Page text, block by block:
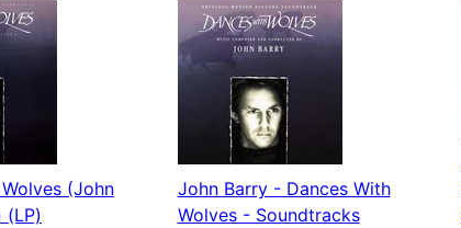
(John
(LP)
John Barry - Dances With
Wolves - Soundtracks